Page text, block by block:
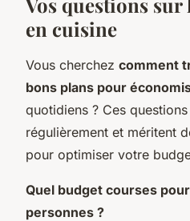
en cuisine
Vous cherchez comment
bons plans pour
quotidiens ? Ces
régulièrement et méritent
pour optimiser votre
Quel budget courses
personnes ?